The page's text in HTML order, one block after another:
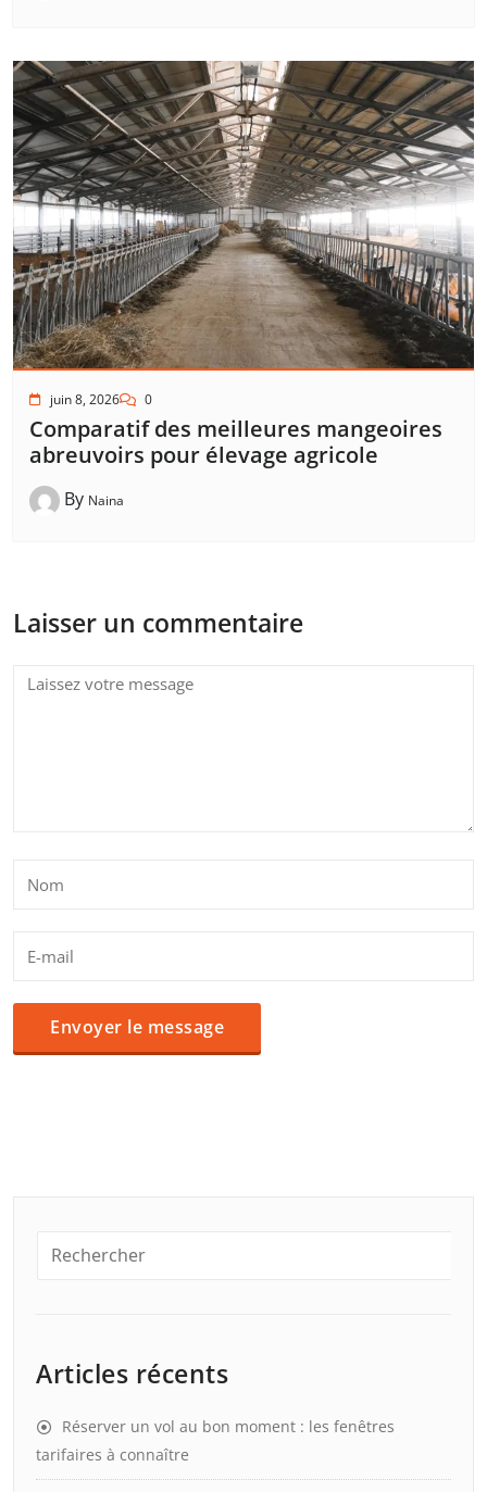
juin 8, 2026 0
Comparatif des meilleures mangeoires
abreuvoirs pour élevage agricole
By Naina
Laisser un commentaire
Articles récents
Réserver un vol au bon moment : les fenêtres
tarifaires à connaître